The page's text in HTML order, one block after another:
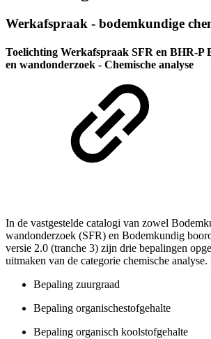
Werkafspraak - bodemkundige
Toelichting Werkafspraak SFR en BHR-P
en wandonderzoek - Chemische analyse
In de vastgestelde catalogi van zowel
wandonderzoek (SFR) en Bodemkundig
versie 2.0 (tranche 3) zijn drie bepalingen
uitmaken van de categorie chemische analyse.
Bepaling zuurgraad
Bepaling organischestofgehalte
Bepaling organisch koolstofgehalte